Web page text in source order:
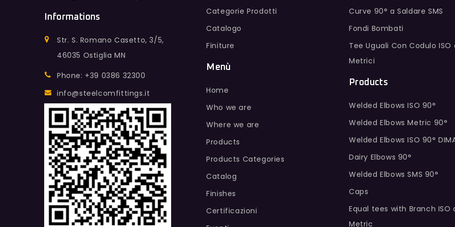
Informations
Str. S. Romano Casetto, 3/5,
46035 Ostiglia MN
Phone: +39 0386 32300
info@steelcomfittings.it
Categorie Prodotti
Catalogo
Finiture
Menù
Home
Who we are
Where we are
Products
Products Categories
Catalog
Finishes
Certificazioni
Curve 90° a Saldare SMS
Fondi Bombati
Tee Uguali Con Codulo ISO
Metrici
Products
Welded Elbows ISO 90°
Welded Elbows Metric 90°
Welded Elbows ISO 90°
Dairy Elbows 90°
Welded Elbows SMS 90°
Caps
Equal tees with Branch ISO
Metric